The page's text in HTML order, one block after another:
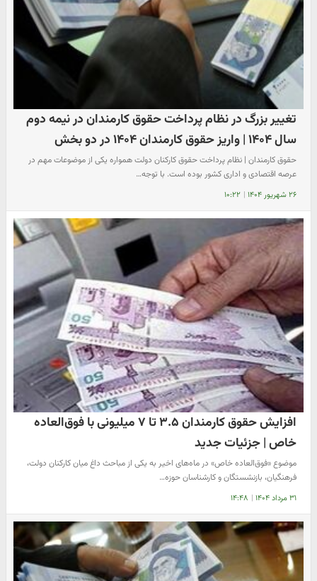
تغییر بزرگ در نظام پرداخت حقوق کارمندان در نیمه دوم
سال ۱۴۰۴ | واریز حقوق کارمندان ۱۴۰۴ در دو بخش
حقوق کارمندان | نظام پرداخت حقوق کارکنان دولت همواره یکی از موضوعات مهم در
عرصه اقتصادی و اداری کشور بوده است. با توجه…
۲۶ شهریور ۱۴۰۴ | ۱۰:۲۲
افزایش حقوق کارمندان ۳.۵ تا ۷ میلیونی با فوق‌العاده
خاص | جزئیات جدید
موضوع «فوق‌العاده خاص» در ماه‌های اخیر به یکی از مباحث داغ میان کارکنان دولت،
فرهنگیان، بازنشستگان و کارشناسان حوزه…
۳۱ مرداد ۱۴۰۴ | ۱۴:۴۸